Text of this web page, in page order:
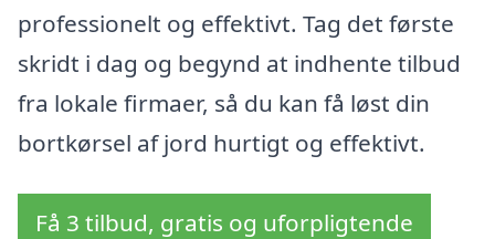
professionelt og effektivt. Tag det første
skridt i dag og begynd at indhente tilbud
fra lokale firmaer, så du kan få løst din
bortkørsel af jord hurtigt og effektivt.
Få 3 tilbud, gratis og uforpligtende